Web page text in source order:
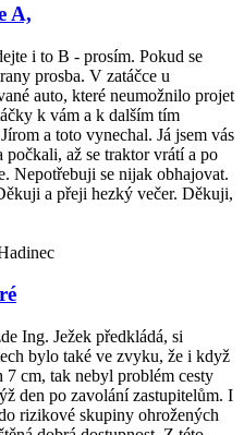
A,
i to B - prosím. Pokud se
prosba. V zatáčce u
auto, které neumožnilo projet
k vám a k dalším tím
a toto vynechal. Já jsem vás
počkali, až se traktor vrátí a po
Nepotřebuji se nijak obhajovat.
a přeji hezký večer. Děkuji,
Ing. Ježek předkládá, si
bylo také ve zvyku, že i když
7 cm, tak nebyl problém cesty
den po zavolání zastupitelům. I
rizikové skupiny ohrožených